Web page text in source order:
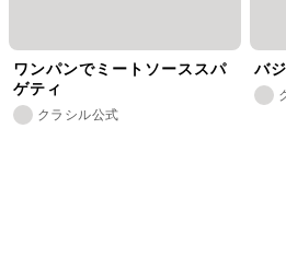
ワンパンでミートソーススパ
ゲティ
クラシル公式
バ